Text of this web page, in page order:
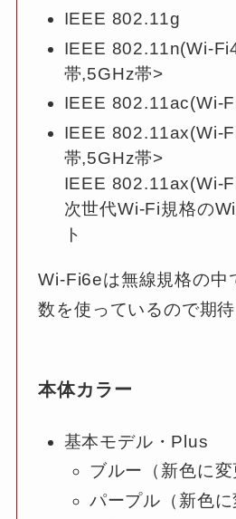
IEEE 802.11g
IEEE 802.11n(Wi-
帯,5GHz帯>
IEEE 802.11ac(Wi-
IEEE 802.11ax(Wi-
帯,5GHz帯>
IEEE 802.11ax(Wi-
次世代Wi-Fi規格の
ト
Wi-Fi6eは無線規格の中
数を使っているので期待
本体カラー
基本モデル・Plus
ブルー（新色に変
パープル（新色に